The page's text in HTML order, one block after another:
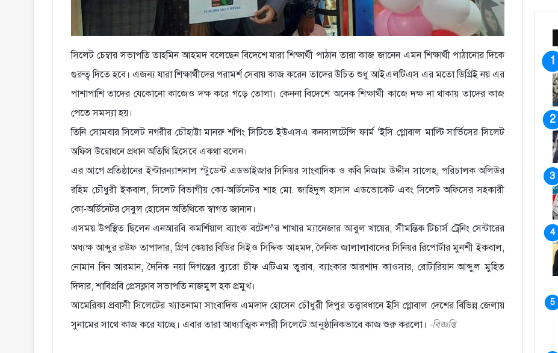
সিলেট চেম্বার সভাপতি তাহমিন আহমদ বলেছেন বিদেশে যারা শিক্ষার্থী পাঠান তারা কাজ জানেন এমন শিক্ষার্থী পাঠানোর দিকে
গুরুত্ব দিতে হবে। এজন্য যারা শিক্ষার্থীদের পরামর্শ সেবায় কাজ করেন তাদের উচিত শুধু আইএলটিএস এর মতো ডিগ্রিই নয় এর
পাশাপাশি তাদের যেকোনো কাজেও দক্ষ করে গড়ে তোলা। কেননা বিদেশে অনেক শিক্ষার্থী কাজে দক্ষ না থাকায় তাদের কাজ
পেতে সমস্যা হয়।
তিনি সোমবার সিলেট নগরীর চৌহাট্টা মানরু শপিং সিটিতে ইউএসএ কনসালটেন্সি ফার্ম ‘ইসি গ্লোবাল মাল্টি সার্ভিসের সিলেট
অফিস উদ্বোধনে প্রধান অতিথি হিসেবে একথা বলেন।
এর আগে প্রতিষ্ঠানের ইন্টারন্যাশনাল স্টুডেন্ট এডভাইজার সিনিয়র সাংবাদিক ও কবি নিজাম উদ্দীন সালেহ, পরিচালক অলিউর
রহিম চৌধুরী ইকবাল, সিলেট বিভাগীয় কো-অর্ডিনেটর শাহ মো. জাহিদুল হাসান এডভোকেট এবং সিলেট অফিসের সহকারী
কো-অর্ডিনেটর সেবুল হোসেন অতিথিকে স্বাগত জানান।
এসময় উপস্থিত ছিলেন এনআরবি কমর্শিয়াল ব্যাংক বটেশ^র শাখার ম্যানেজার আবুল খায়ের, সীমন্তিক টিচার্স ট্রেনিং সেন্টারের
অধ্যক্ষ আব্দুর রউফ তাপাদার, গ্রিণ কেয়ার বিডির সিইও সিদ্দিক আহমদ, দৈনিক জালালাবাদের সিনিয়র রিপোর্টার মুনশী ইকবাল,
নোমান বিন আরমান, দৈনিক নয়া দিগন্তের ব্যুরো চীফ এটিএম তুরাব, ব্যাংকার আরশাদ কাওসার, রোটারিয়ান আব্দুল মুহিত
দিদার, শাবিপ্রবি প্রেসক্লাব সভাপতি নাজমুল হক প্রমুখ।
আমেরিকা প্রবাসী সিলেটের খ্যাতনামা সাংবাদিক এমদাদ হোসেন চৌধুরী দিপুর তত্ত্বাবধানে ইসি গ্লোবাল দেশের বিভিন্ন জেলায়
সুনামের সাথে কাজ করে যাচ্ছে। এবার তারা আধ্যাত্মিক নগরী সিলেটে আনুষ্ঠানিকভাবে কাজ শুরু করলো। -বিজ্ঞপ্তি